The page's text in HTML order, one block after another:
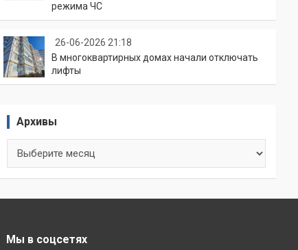
режима ЧС
26-06-2026 21:18
В многоквартирных домах начали отключать
лифты
Архивы
Мы в соцсетях